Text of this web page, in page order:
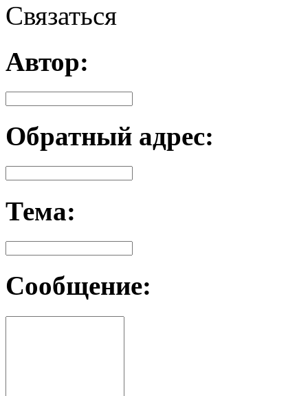
Связаться
Автор:
Обратный адрес:
Тема:
Сообщение: